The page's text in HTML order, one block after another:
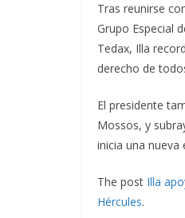
Tras reunirse
Grupo Especial
Tedax, Illa
derecho de
El presidente
Mossos, y
inicia una
The post Illa
Hércules.